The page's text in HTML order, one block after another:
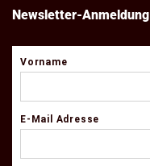
Newsletter-Anmeldung